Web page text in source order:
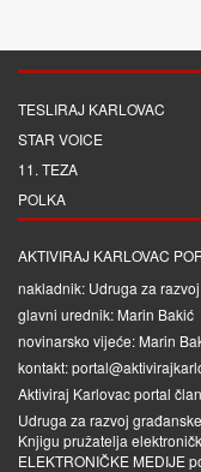
TESLIRAJ KARLOVAC
STAR VOICE
11. TEZA
POLKA
AKTIVIRAJ KARLOVAC
nakladnik: Udruga za
glavni urednik: Marin Bakić
novinarsko vijeće: Marin
kontakt:
Aktiviraj Karlovac portal
Udruga za razvoj
Knjigu pružatelja
ELEKTRONIČKE MEDIJE